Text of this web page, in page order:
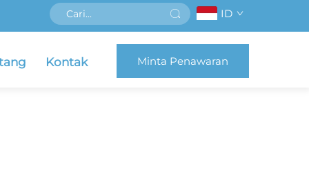
ID
Kontak Minta Penawaran